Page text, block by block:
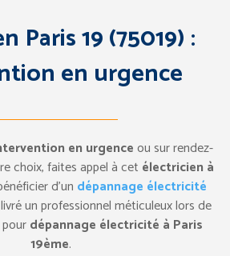
Paris 19 (75019) :
en urgence
en urgenceou sur rendez-
choix, faites appel à cet électricien à
d’un dépannage électricité
un professionnel méticuleux lors de
pourdépannage électricité à Paris
19ème.